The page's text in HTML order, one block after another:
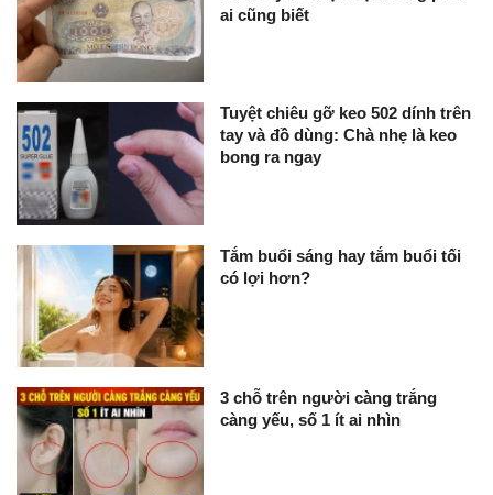
ai cũng biết
Tuyệt chiêu gỡ keo 502 dính trên
tay và đồ dùng: Chà nhẹ là keo
bong ra ngay
Tắm buổi sáng hay tắm buổi tối
có lợi hơn?
3 chỗ trên người càng trắng
càng yếu, số 1 ít ai nhìn